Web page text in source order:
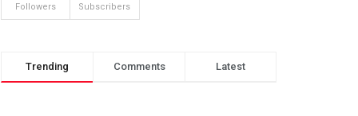
Followers Subscribers
Trending Comments Latest